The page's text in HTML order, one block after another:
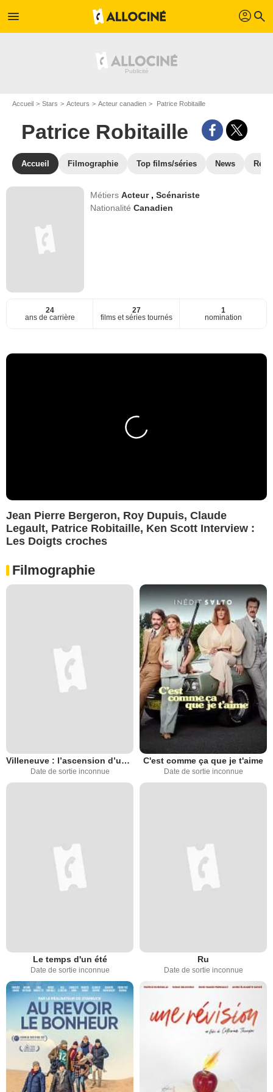
menu profil search
Accueil Stars Acteurs Acteur canadien Patrice Robitaille
Patrice Robitaille
Accueil Filmographie Top films/séries News
MétiersActeur ,Scénariste
NationalitéCanadien
24
ans de carrière
27
films et séries tournés
1
nomination
Jean Pierre Bergeron, Roy Dupuis, Claude
Legault, Patrice Robitaille, Ken Scott Interview :
Les Doigts croches
Filmographie
Villeneuve : l’ascension d’une légende
Date de sortie inconnue
C'est comme ça que je t'aime
Date de sortie inconnue
Le temps d'un été
Date de sortie inconnue
Ru
Date de sortie inconnue